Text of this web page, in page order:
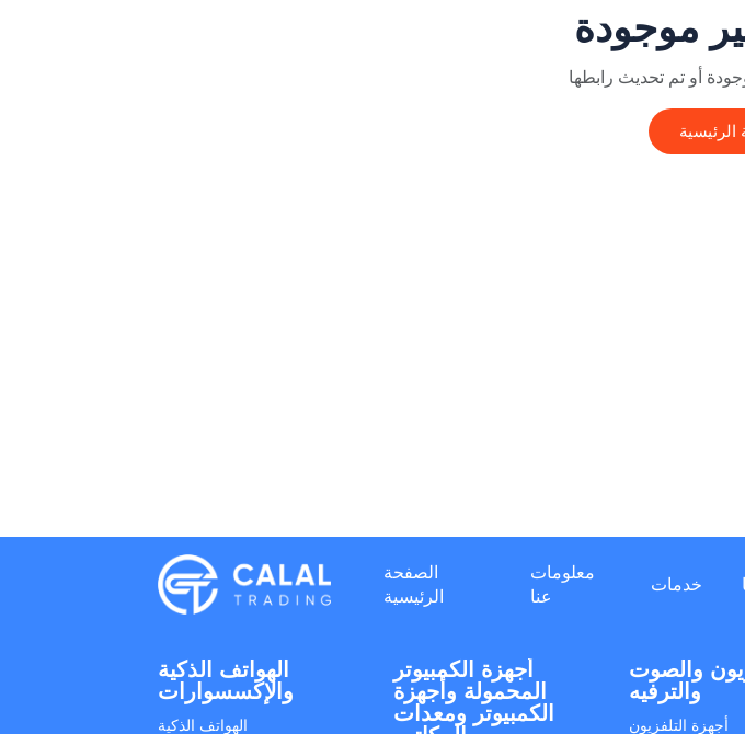
موجودة
الصفحة
الرئيسية
معلومات
عنا
خدمات
الهواتف الذكية
والإكسسوارات
الهواتف الذكية
أجهزة الكمبيوتر
المحمولة وأجهزة
الكمبيوتر ومعدات
والصوت
والترفيه
أجهزة التلفزيون